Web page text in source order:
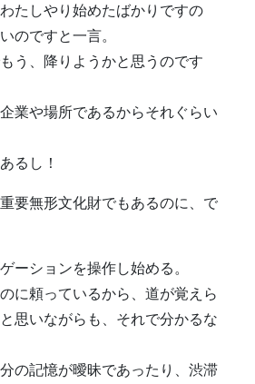
たしやり始めたばかりですの
のですと一言。
う、降りようかと思うのです
業や場所であるからそれぐらい
るし！
要無形文化財でもあるのに、で
ーションを操作し始める。
に頼っているから、道が覚えら
思いながらも、それで分かるな
の記憶が曖昧であったり、渋滞